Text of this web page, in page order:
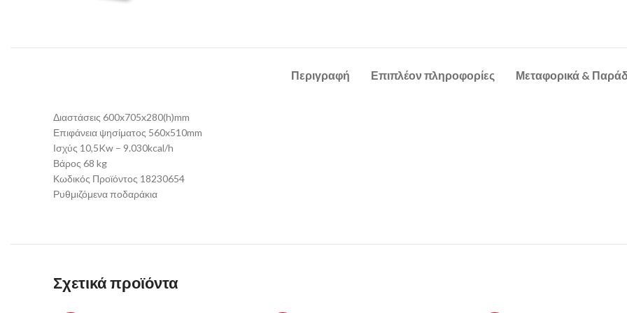
Περιγραφή Επιπλέον πληροφορίες Μεταφορικά &
Διαστάσεις 600x705x280(h)mm
Επιφάνεια ψησίματος 560x510mm
Ισχύς 10,5Kw – 9.030kcal/h
Βάρος 68 kg
Κωδικός Προϊόντος 18230654
Ρυθμιζόμενα ποδαράκια
Σχετικά προϊόντα